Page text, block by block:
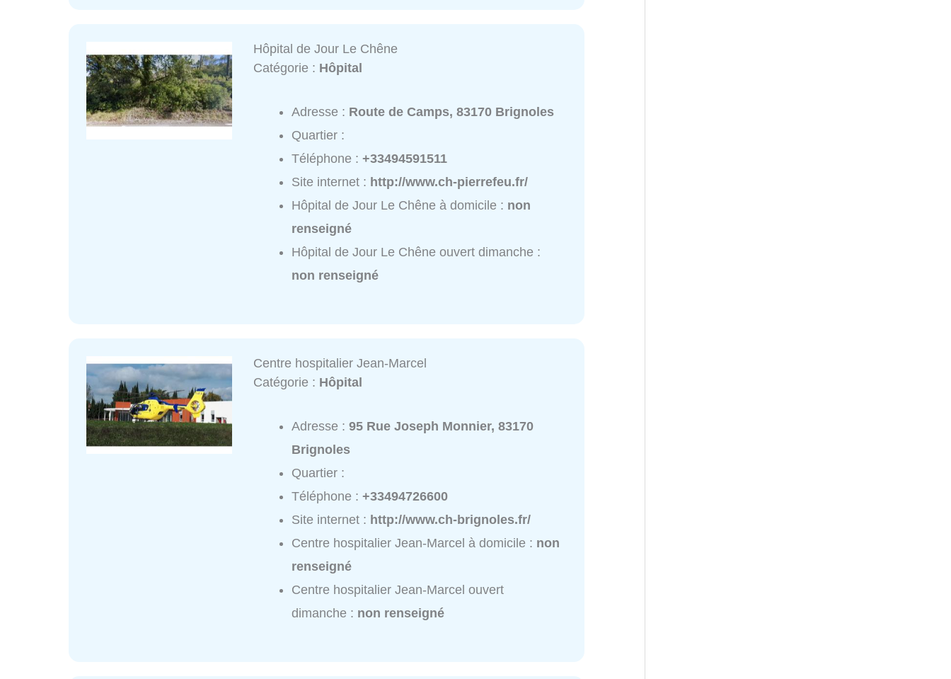
Hôpital de Jour Le Chêne
Catégorie : Hôpital
Adresse : Route de Camps, 83170 Brignoles
Quartier :
Téléphone :+33494591511
Site internet : http://www.ch-pierrefeu.fr/
Hôpital de Jour Le Chêne à domicile : non
renseigné
Hôpital de Jour Le Chêne ouvert dimanche :
non renseigné
Centre hospitalier Jean-Marcel
Catégorie : Hôpital
Adresse :95 Rue Joseph Monnier, 83170
Brignoles
Quartier :
Téléphone :+33494726600
Site internet : http://www.ch-brignoles.fr/
Centre hospitalier Jean-Marcel à domicile : non
renseigné
Centre hospitalier Jean-Marcel ouvert
dimanche : non renseigné